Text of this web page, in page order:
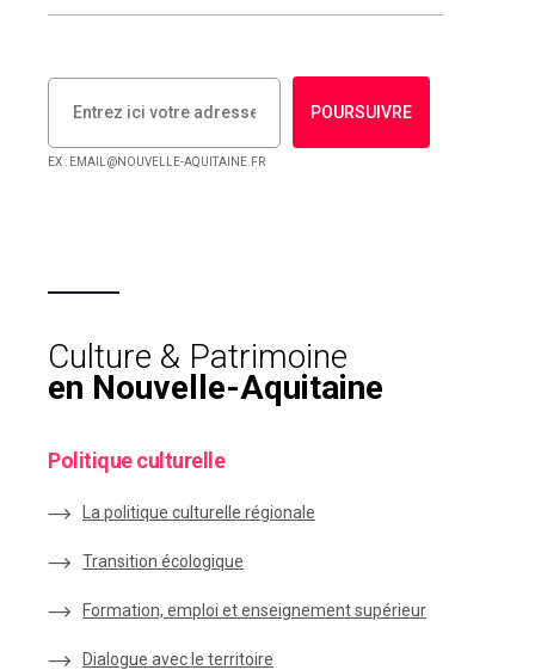
POURSUIVRE
EX : EMAIL@NOUVELLE-AQUITAINE.FR
Culture & Patrimoine
en Nouvelle-Aquitaine
Politique culturelle
La politique culturelle régionale
Transition écologique
Formation, emploi et enseignement supérieur
Dialogue avec le territoire